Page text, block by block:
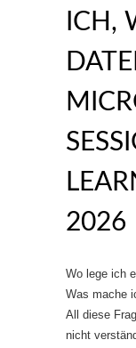
ICH,
2026
Wo lege ich
Was mache
All diese
nicht